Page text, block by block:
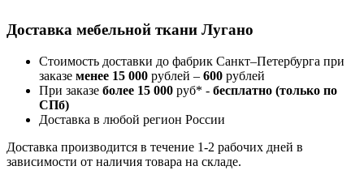
Доставка мебельной ткани Лугано
Стоимость доставки до фабрик Санкт–Петербурга при
заказе менее 15 000 рублей – 600 рублей
При заказе более 15 000 руб* - бесплатно (только по
СПб)
Доставка в любой регион России
Доставка производится в течение 1-2 рабочих дней в
зависимости от наличия товара на складе.